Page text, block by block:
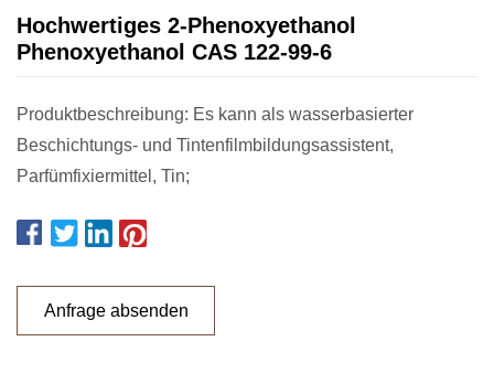
Hochwertiges 2-Phenoxyethanol
Phenoxyethanol CAS 122-99-6
Produktbeschreibung: Es kann als wasserbasierter
Beschichtungs- und Tintenfilmbildungsassistent,
Parfümfixiermittel, Tin;
Anfrage absenden